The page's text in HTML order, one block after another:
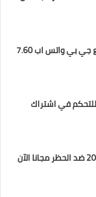
تحميل تطبيق gbwhatsapp جي بي واتس اب 7.60
تحميل تطبيق my we apk للتحكم في اشتراك
تنزيل واتس اب الذهبي 2020 ضد الحظر مجانا الآن